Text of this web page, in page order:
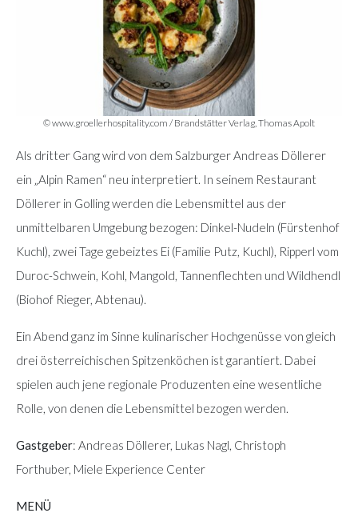
© www.groellerhospitality.com / Brandstätter Verlag, Thomas Apolt
Als dritter Gang wird von dem Salzburger Andreas Döllerer
ein „Alpin Ramen“ neu interpretiert. In seinem Restaurant
Döllerer in Golling werden die Lebensmittel aus der
unmittelbaren Umgebung bezogen: Dinkel-Nudeln (Fürstenhof
Kuchl), zwei Tage gebeiztes Ei (Familie Putz, Kuchl), Ripperl vom
Duroc-Schwein, Kohl, Mangold, Tannenflechten und Wildhendl
(Biohof Rieger, Abtenau).
Ein Abend ganz im Sinne kulinarischer Hochgenüsse von gleich
drei österreichischen Spitzenköchen ist garantiert. Dabei
spielen auch jene regionale Produzenten eine wesentliche
Rolle, von denen die Lebensmittel bezogen werden.
Gastgeber: Andreas Döllerer, Lukas Nagl, Christoph
Forthuber, Miele Experience Center
MENÜ